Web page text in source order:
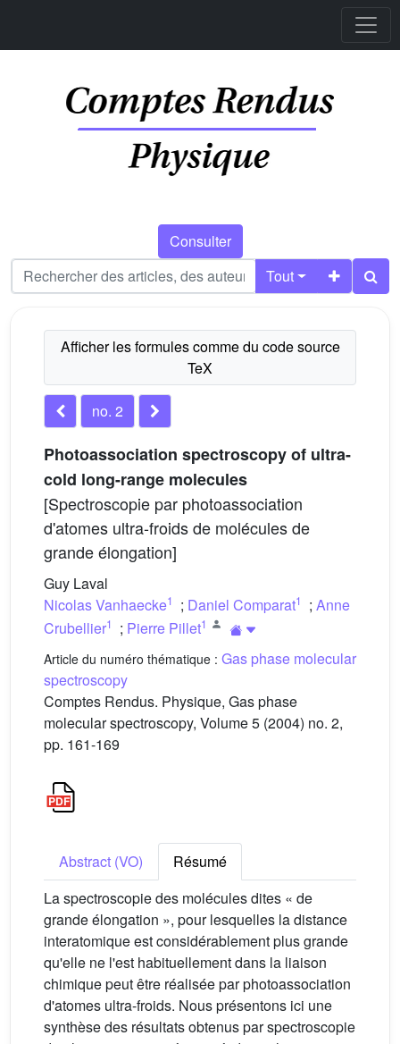
Consulter
Tout
no. 2
Photoassociation spectroscopy of ultra-
cold long-range molecules
[Spectroscopie par photoassociation
d'atomes ultra-froids de molécules de
grande élongation]
Guy Laval
Nicolas Vanhaecke1 ; Daniel Comparat1 ; Anne
Crubellier1 ; Pierre Pillet1
Article du numéro thématique : Gas phase molecular
spectroscopy
Comptes Rendus. Physique, Gas phase
molecular spectroscopy, Volume 5 (2004) no. 2,
pp. 161-169
Abstract (VO)
Résumé
La spectroscopie des molécules dites « de
grande élongation », pour lesquelles la distance
interatomique est considérablement plus grande
qu'elle ne l'est habituellement dans la liaison
chimique peut être réalisée par photoassociation
d'atomes ultra-froids. Nous présentons ici une
synthèse des résultats obtenus par spectroscopie